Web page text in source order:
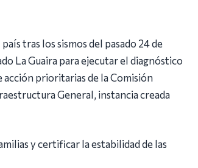
tras los sismos del pasado 24 de
La Guaira para ejecutar el diagnóstico
acción prioritarias de la Comisión
General, instancia creada
y certificar la estabilidad de las